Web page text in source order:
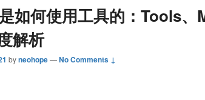
如何使用工具的：Tools、
解析
byneohope—No Comments ↓